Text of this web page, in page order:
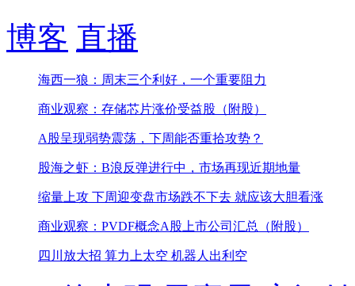
博客 直播
海西一狼：周末三个利好，一个重要阻力
商业观察：存储芯片涨价受益股（附股）
A股呈现弱势震荡，下周能否重拾攻势？
股海之虾：B浪反弹进行中，市场再现近期地量
缩量上攻 下周迎变盘市场跌不下去 就应该大胆看涨
商业观察：PVDF概念A股上市公司汇总（附股）
四川放大招 算力上太空 机器人出利空